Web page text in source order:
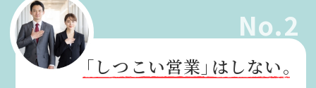
No.2
「しつこい営業」はしない。